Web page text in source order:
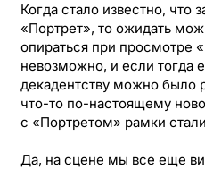
Когда стало известно, что
«Портрет», то ожидать
опираться при просмотре
невозможно, и если тогда
декадентству можно было
что-то по-настоящему
с «Портретом» рамки
Да, на сцене мы все еще